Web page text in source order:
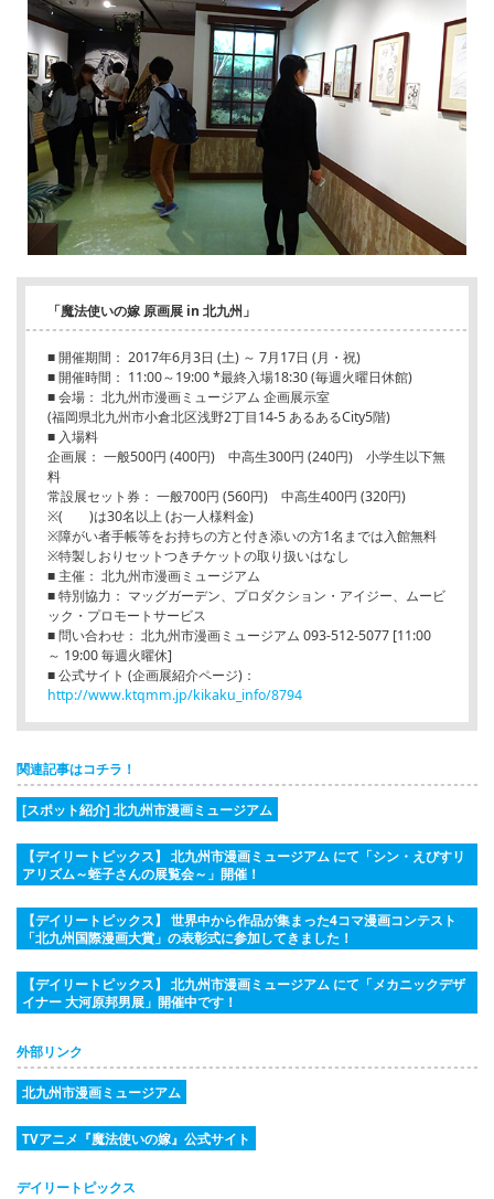
「魔法使いの嫁 原画展 in 北九州」
■ 開催期間： 2017年6月3日 (土) ～ 7月17日 (月・祝)
■ 開催時間： 11:00～19:00 *最終入場18:30 (毎週火曜日休館)
■ 会場： 北九州市漫画ミュージアム 企画展示室
(福岡県北九州市小倉北区浅野2丁目14-5 あるあるCity5階)
■ 入場料
企画展： 一般500円 (400円) 中高生300円 (240円) 小学生以下無
料
常設展セット券： 一般700円 (560円) 中高生400円 (320円)
※( )は30名以上 (お一人様料金)
※障がい者手帳等をお持ちの方と付き添いの方1名までは入館無料
※特製しおりセットつきチケットの取り扱いはなし
■ 主催： 北九州市漫画ミュージアム
■ 特別協力： マッグガーデン、プロダクション・アイジー、ムービ
ック・プロモートサービス
■ 問い合わせ： 北九州市漫画ミュージアム 093-512-5077 [11:00
～ 19:00 毎週火曜休]
■ 公式サイト (企画展紹介ページ)：
http://www.ktqmm.jp/kikaku_info/8794
関連記事はコチラ！
[スポット紹介] 北九州市漫画ミュージアム
【デイリートピックス】 北九州市漫画ミュージアム にて「シン・えびすリ
アリズム～蛭子さんの展覧会～」開催！
【デイリートピックス】 世界中から作品が集まった4コマ漫画コンテスト
「北九州国際漫画大賞」の表彰式に参加してきました！
【デイリートピックス】 北九州市漫画ミュージアム にて「メカニックデザ
イナー 大河原邦男展」開催中です！
外部リンク
北九州市漫画ミュージアム
TVアニメ『魔法使いの嫁』公式サイト
デイリートピックス